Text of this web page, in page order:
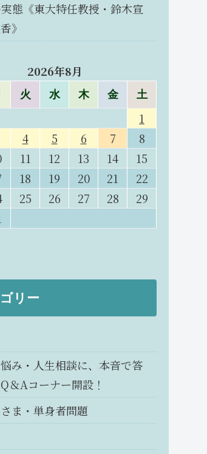
態《東大特任教授・鈴木宣
》
2026年8月
火 水 木 金 土
1
4 5 6 7
8
11 12 13 14
15
18 19 20 21
22
25 26 27 28
29
リー
み・人生相談に、本音で答
＆Aコーナー開設！
ま・単身者問題